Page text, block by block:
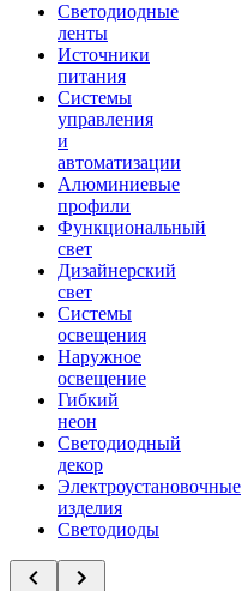
Светодиодные
ленты
Источники
питания
Системы
управления
и
автоматизации
Алюминиевые
профили
Функциональный
свет
Дизайнерский
свет
Системы
освещения
Наружное
освещение
Гибкий
неон
Светодиодный
декор
Электроустановочные
изделия
Светодиоды